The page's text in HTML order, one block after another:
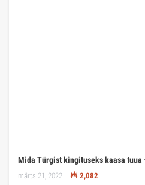
Mida Türgist kingituseks kaasa tuua
märts 21, 2022 2,082